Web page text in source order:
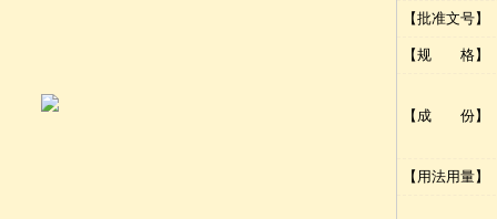
【批准文号】
【规 格】
【成 份】
【用法用量】